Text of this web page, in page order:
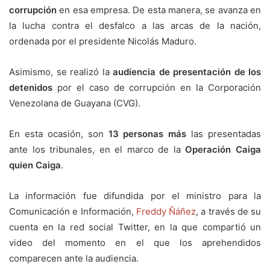
corrupción en esa empresa. De esta manera, se avanza en
la lucha contra el desfalco a las arcas de la nación,
ordenada por el presidente Nicolás Maduro.
Asimismo, se realizó la audiencia de presentación de los
detenidos por el caso de corrupción en la Corporación
Venezolana de Guayana (CVG).
En esta ocasión, son 13 personas más las presentadas
ante los tribunales, en el marco de laOperación Caiga
quien Caiga.
La información fue difundida por el ministro para la
Comunicación e Información, Freddy Ñáñez, a través de su
cuenta en la red social Twitter, en la que compartió un
video del momento en el que los aprehendidos
comparecen ante la audiencia.